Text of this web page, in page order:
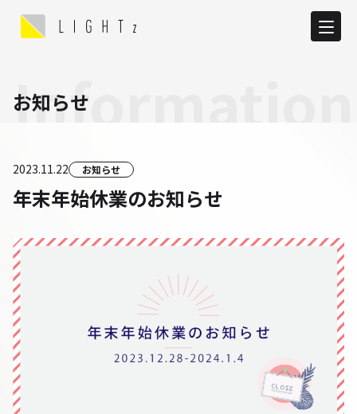
お知らせ
Information
2023.11.22 お知らせ
年末年始休業のお知らせ